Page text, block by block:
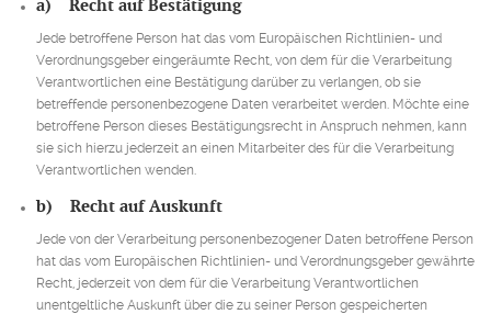
a) Recht auf Bestätigung
Jede betroffene Person hat das vom Europäischen Richtlinien- und
Verordnungsgeber eingeräumte Recht, von dem für die Verarbeitung
Verantwortlichen eine Bestätigung darüber zu verlangen, ob sie
betreffende personenbezogene Daten verarbeitet werden. Möchte eine
betroffene Person dieses Bestätigungsrecht in Anspruch nehmen, kann
sie sich hierzu jederzeit an einen Mitarbeiter des für die Verarbeitung
Verantwortlichen wenden.
b) Recht auf Auskunft
Jede von der Verarbeitung personenbezogener Daten betroffene Person
hat das vom Europäischen Richtlinien- und Verordnungsgeber gewährte
Recht, jederzeit von dem für die Verarbeitung Verantwortlichen
unentgeltliche Auskunft über die zu seiner Person gespeicherten